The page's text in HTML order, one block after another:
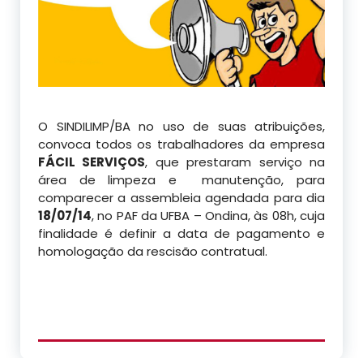
O SINDILIMP/BA no uso de suas atribuições,
convoca todos os trabalhadores da empresa
FÁCIL SERVIÇOS, que prestaram serviço na
área de limpeza e manutenção, para
comparecer a assembleia agendada para dia
18/07/14, no PAF da UFBA – Ondina, às 08h, cuja
finalidade é definir a data de pagamento e
homologação da rescisão contratual.